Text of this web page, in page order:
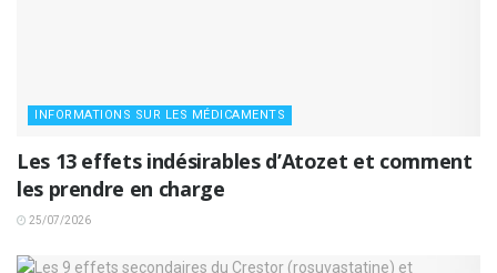
INFORMATIONS SUR LES MÉDICAMENTS
Les 13 effets indésirables d’Atozet et comment
les prendre en charge
25/07/2026